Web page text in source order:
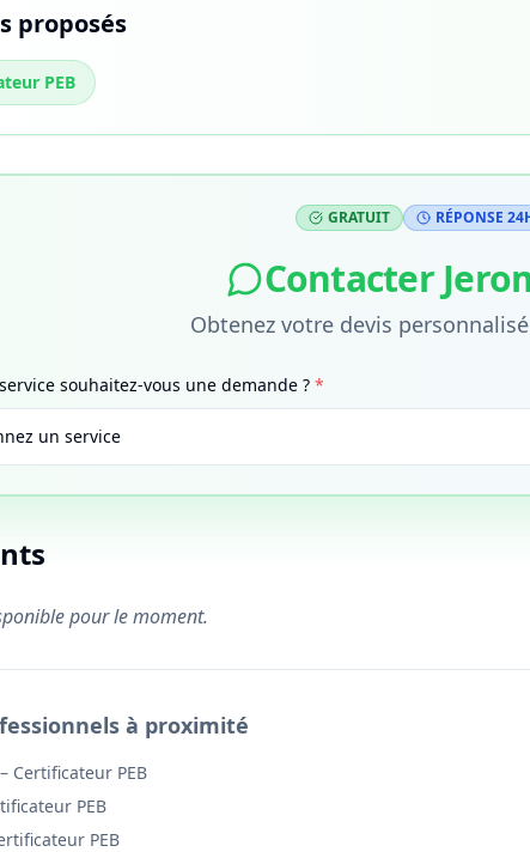
proposés
PEB
GRATUIT RÉPONSE
Contacter
Obtenez votre devis
souhaitez-vous une demande ? *
un service
pour le moment.
à proximité
– Certificateur PEB
PEB
PEB